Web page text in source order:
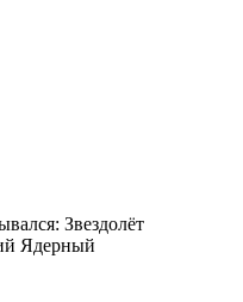
Звездолёт
Ядерный